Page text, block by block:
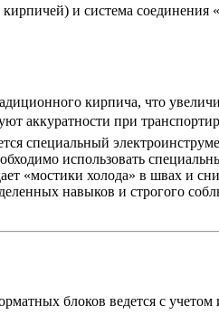
и система соединения
кирпича, что
при
специальный
использовать
«мостики холода» в швах и
навыков и строгого
блоков ведется с учетом